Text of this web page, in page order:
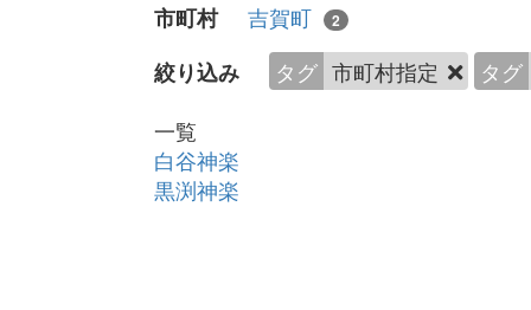
市町村 吉賀町 2
絞り込み タグ 市町村指定
タグ
一覧
白谷神楽
黒渕神楽